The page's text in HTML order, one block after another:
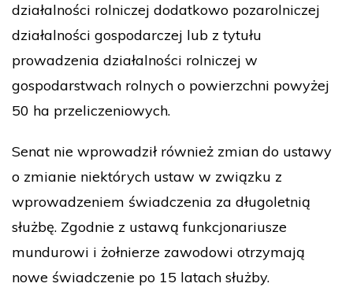
działalności rolniczej dodatkowo pozarolniczej
działalności gospodarczej lub z tytułu
prowadzenia działalności rolniczej w
gospodarstwach rolnych o powierzchni powyżej
50 ha przeliczeniowych.
Senat nie wprowadził również zmian do ustawy
o zmianie niektórych ustaw w związku z
wprowadzeniem świadczenia za długoletnią
służbę. Zgodnie z ustawą funkcjonariusze
mundurowi i żołnierze zawodowi otrzymają
nowe świadczenie po 15 latach służby.